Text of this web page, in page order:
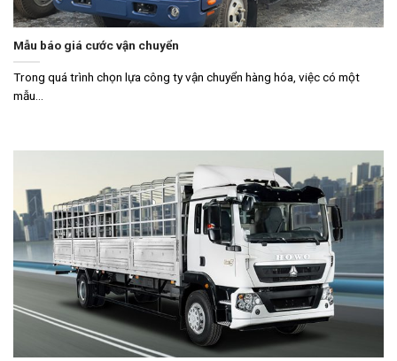
Mẫu báo giá cước vận chuyển
Trong quá trình chọn lựa công ty vận chuyển hàng hóa, việc có một
mẫu...